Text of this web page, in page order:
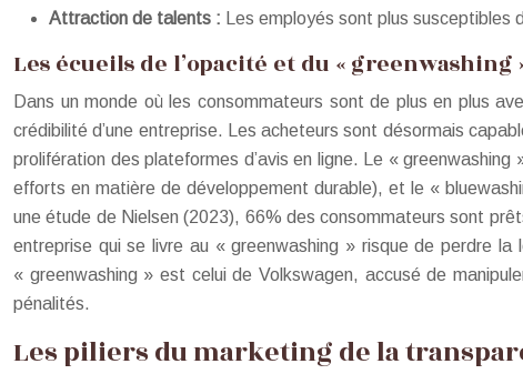
Attraction de talents :
Les employés sont plus
Les écueils de l’opacité et du « greenwashing
Dans un monde où les consommateurs sont de plus en plus
crédibilité d’une entreprise. Les acheteurs sont désormais
prolifération des plateformes d’avis en ligne. Le «
efforts en matière de développement durable), et le «
une étude de Nielsen (2023), 66% des consommateurs sont
entreprise qui se livre au « greenwashing » risque de perdre
« greenwashing » est celui de Volkswagen, accusé de
pénalités.
Les piliers du marketing de la